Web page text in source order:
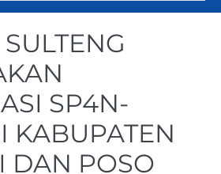
SP4N-
KABUPATEN
DAN POSO